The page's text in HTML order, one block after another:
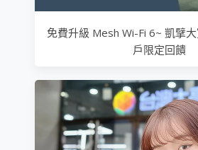
免費升級 Mesh Wi-Fi 6~ 凱擘
戶限定回饋